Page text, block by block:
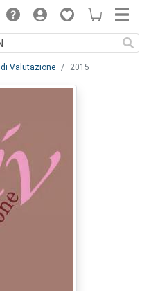
Valutazione 2015